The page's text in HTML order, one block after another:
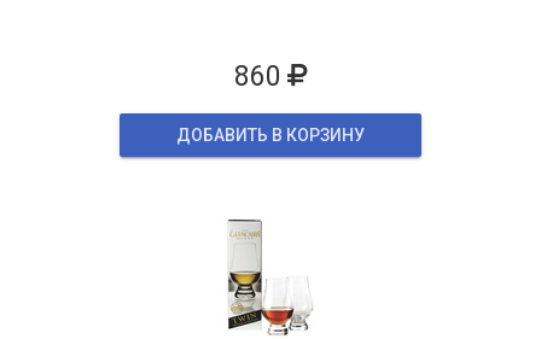
860
ДОБАВИТЬ В КОРЗИНУ